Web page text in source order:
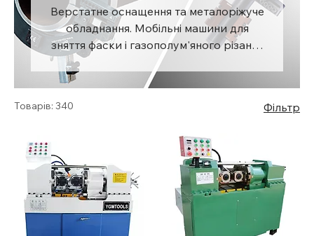
Верстатне оснащення та металоріжуче
обладнання. Мобільні машини для
зняття фаски і газополум'яного різання
Інструмент для ремонту теплообмінних
апаратів.
Товарів: 340 Фільтр